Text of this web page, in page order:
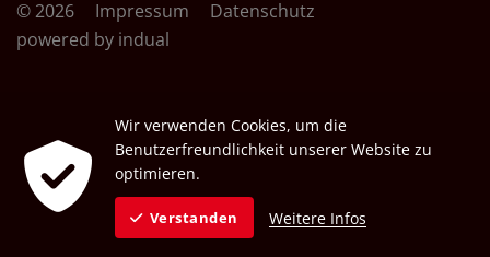
© 2026 Impressum
Datenschutz
powered by indual
Wir verwenden Cookies, um die
Benutzerfreundlichkeit unserer Website zu
optimieren.
Verstanden Weitere Infos